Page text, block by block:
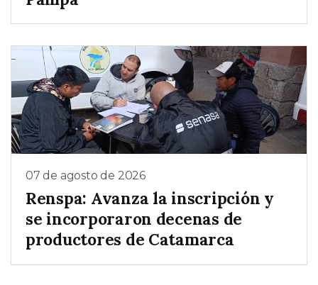
07 de agosto de 2026
Renspa: Avanza la inscripción y
se incorporaron decenas de
productores de Catamarca